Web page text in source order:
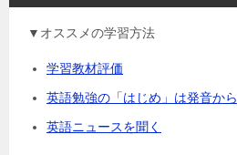
▼オススメの学習方法
学習教材評価
英語勉強の「はじめ」は発音から
英語ニュースを聞く